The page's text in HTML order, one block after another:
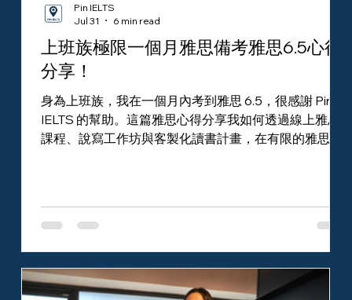
上班族極限一個月雅思備考雅思6.5心得
分享！
身為上班族，我在一個月內考到雅思 6.5，很感謝 Pin
IELTS 的幫助。這篇雅思心得分享我如何透過線上雅思
課程、說寫工作坊與客製化讀書計畫，在有限的雅思準
Pin IELTS
Jul 31
6 min read